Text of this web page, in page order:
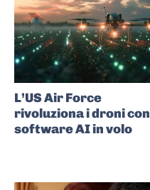
L’US Air Force
rivoluziona i droni con
software AI in volo